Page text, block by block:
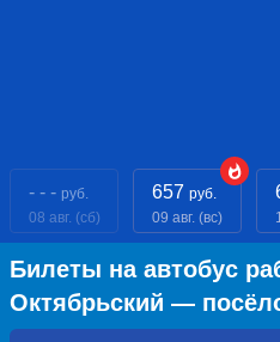
- - - руб.
08 авг. (сб)
657 руб.
09 авг. (вс)
Билеты на автобус
Октябрьский —